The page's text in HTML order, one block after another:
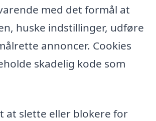
med det formål at
huske indstillinger, udføre
annoncer. Cookies
skadelig kode som
at slette eller blokere for